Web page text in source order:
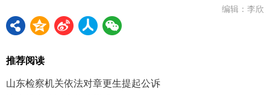
编辑：李欣
推荐阅读
山东检察机关依法对章更生提起公诉